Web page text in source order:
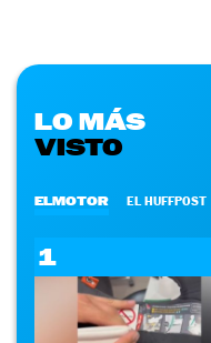
LO MÁS
VISTO
ELMOTOR EL HUFFPOST
1